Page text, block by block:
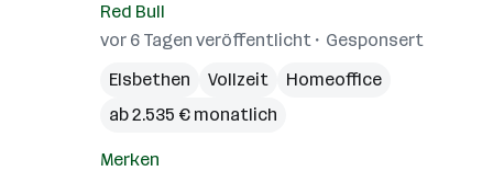
Red Bull
vor 6 Tagen veröffentlicht
Gesponsert
Elsbethen
Vollzeit
Homeoffice
ab 2.535 € monatlich
Merken